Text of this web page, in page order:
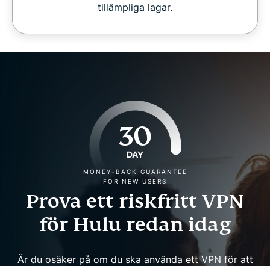
tillämpliga lagar.
30
DAY
MONEY-BACK GUARANTEE
FOR NEW USERS
Prova ett riskfritt VPN
för Hulu redan idag
Är du osäker på om du ska använda ett VPN för att